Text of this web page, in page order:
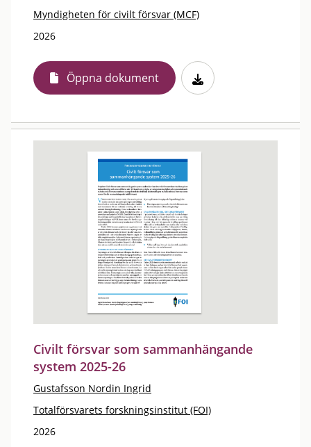
Myndigheten för civilt försvar (MCF)
2026
Öppna dokument
Civilt försvar som sammanhängande
system 2025-26
Gustafsson Nordin Ingrid
Totalförsvarets forskningsinstitut (FOI)
2026